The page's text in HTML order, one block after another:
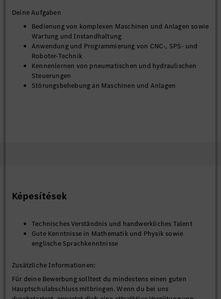
Deine Aufgaben
Bedienung von komplexen Maschinen und Anlagen sowie
Wartung und Instandhaltung
Anwendung und Programmierung von CNC-, SPS- und
Roboter-Technik
Kennenlernen von pneumatischen und hydraulischen
Steuerungen
Störungsbehebung an Maschinen und Anlagen
Képesítések
Technisches Verständnis und handwerkliches Talent
Gute Kenntnisse in Mathematik und Physik sowie
englische Sprachkenntnisse
Zusätzliche Informationen:
Für deine Bewerbung solltest du mindestens einen guten
Hauptschulabschluss mitbringen. Wenn du bei uns